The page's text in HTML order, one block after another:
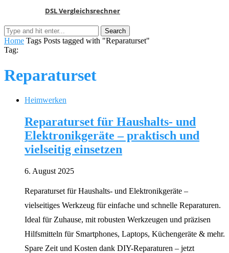
DSL Vergleichsrechner
Home Tags Posts tagged with "Reparaturset"
Tag:
Reparaturset
Heimwerken
Reparaturset für Haushalts- und
Elektronikgeräte – praktisch und
vielseitig einsetzen
6. August 2025
Reparaturset für Haushalts- und Elektronikgeräte –
vielseitiges Werkzeug für einfache und schnelle Reparaturen.
Ideal für Zuhause, mit robusten Werkzeugen und präzisen
Hilfsmitteln für Smartphones, Laptops, Küchengeräte & mehr.
Spare Zeit und Kosten dank DIY-Reparaturen – jetzt